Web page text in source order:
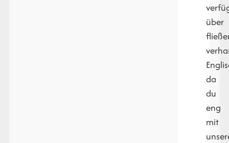
über
da
du
eng
mit